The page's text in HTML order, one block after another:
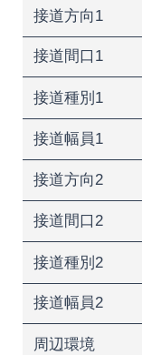
接道方向1
接道間口1
接道種別1
接道幅員1
接道方向2
接道間口2
接道種別2
接道幅員2
周辺環境